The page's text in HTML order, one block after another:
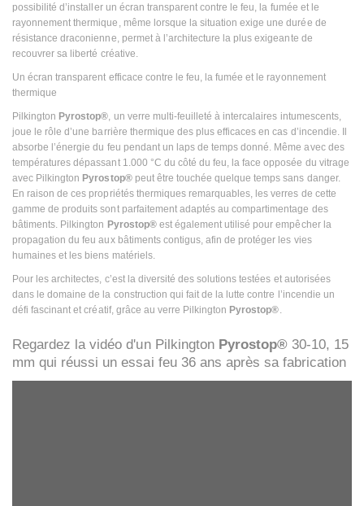
possibilité d’installer un écran transparent contre le feu, la fumée et le
rayonnement thermique, même lorsque la situation exige une durée de
résistance draconienne, permet à l’architecture la plus exigeante de
recouvrer sa liberté créative.
Un écran transparent efficace contre le feu, la fumée et le rayonnement
thermique
Pilkington Pyrostop® , un verre multi-feuilleté à intercalaires intumescents,
joue le rôle d’une barrière thermique des plus efficaces en cas d’incendie. Il
absorbe l’énergie du feu pendant un laps de temps donné. Même avec des
températures dépassant 1.000 °C du côté du feu, la face opposée du vitrage
avec Pilkington Pyrostop®peut être touchée quelque temps sans danger.
En raison de ces propriétés thermiques remarquables, les verres de cette
gamme de produits sont parfaitement adaptés au compartimentage des
bâtiments. Pilkington Pyrostop®est également utilisé pour empêcher la
propagation du feu aux bâtiments contigus, afin de protéger les vies
humaines et les biens matériels.
Pour les architectes, c’est la diversité des solutions testées et autorisées
dans le domaine de la construction qui fait de la lutte contre l’incendie un
défi fascinant et créatif, grâce au verre Pilkington Pyrostop®
Regardez la vidéo d'un Pilkington Pyrostop® 30-10, 15
mm qui réussi un essai feu 36 ans après sa fabrication